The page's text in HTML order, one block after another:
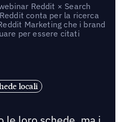
Reddit × Search
conta per la ricerca
Marketing che i brand
per essere citati
locali